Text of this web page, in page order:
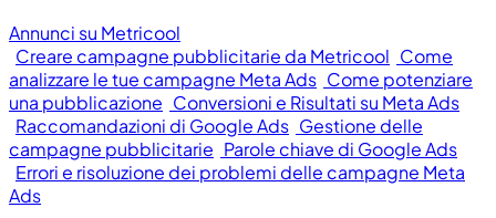
Annunci su Metricool
Creare campagne pubblicitarie da Metricool Come
analizzare le tue campagne Meta Ads Come potenziare
una pubblicazione Conversioni e Risultati su Meta Ads
Raccomandazioni di Google Ads Gestione delle
campagne pubblicitarie Parole chiave di Google Ads
Errori e risoluzione dei problemi delle campagne Meta
Ads